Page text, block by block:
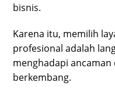
bisnis.
Karena itu, memilih
profesional adalah
menghadapi
berkembang.